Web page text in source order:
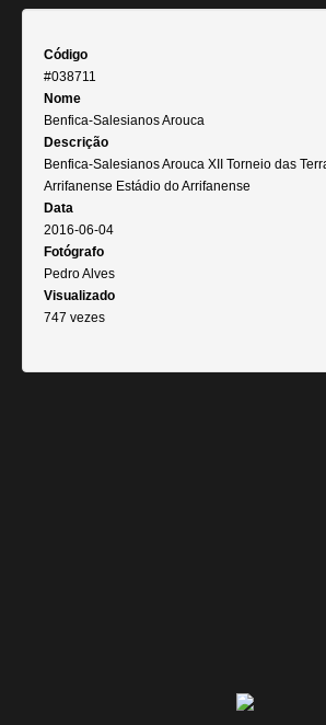
Código
#038711
Nome
Benfica-Salesianos Arouca
Descrição
Benfica-Salesianos Arouca XII Torneio das
Arrifanense Estádio do Arrifanense
Data
2016-06-04
Fotógrafo
Pedro Alves
Visualizado
747 vezes